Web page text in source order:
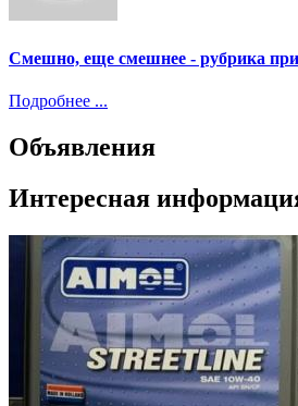
Смешно, еще смешнее - рубрика
Подробнее ...
Объявления
Интересная